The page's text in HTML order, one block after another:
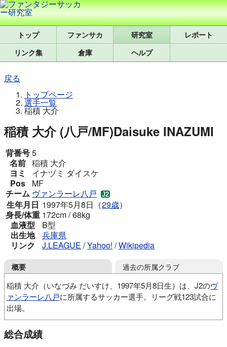
トップ 研究室
レポート
リンク集
倉庫 ヘルプ
戻る
トップページ
選手一覧
稲積 大介
稲積 大介 (八戸/MF)Daisuke INAZUMI
背番号5
名前 稲積 大介
ヨミ
イナヅミ ダイスケ
Pos
MF
チーム ヴァンラーレ八戸
生年月日 1997年5月8日（29歳）
身長/体重 172cm / 68kg
血液型
B型
出生地
兵庫県
リンク
J.LEAGUE /Yahoo! /Wikipedia
概要
稲積 大介（いなづみ だいすけ、1997年5月8日生）は、J2のヴ
ァンラーレ八戸に所属するサッカー選手。リーグ戦123試合に
出場。
過去の所属クラブ
日本体育大
総合成績